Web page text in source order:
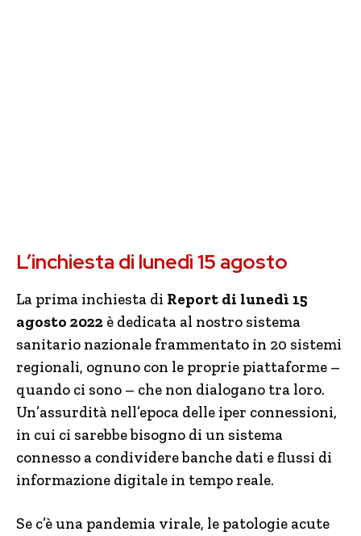
L’inchiesta di lunedì 15 agosto
La prima inchiesta di Report di lunedì 15
agosto 2022 è dedicata al nostro sistema
sanitario nazionale frammentato in 20 sistemi
regionali, ognuno con le proprie piattaforme –
quando ci sono – che non dialogano tra loro.
Un’assurdità nell’epoca delle iper connessioni,
in cui ci sarebbe bisogno di un sistema
connesso a condividere banche dati e flussi di
informazione digitale in tempo reale.
Se c’è una pandemia virale, le patologie acute